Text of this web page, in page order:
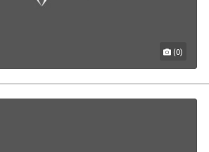
(0)